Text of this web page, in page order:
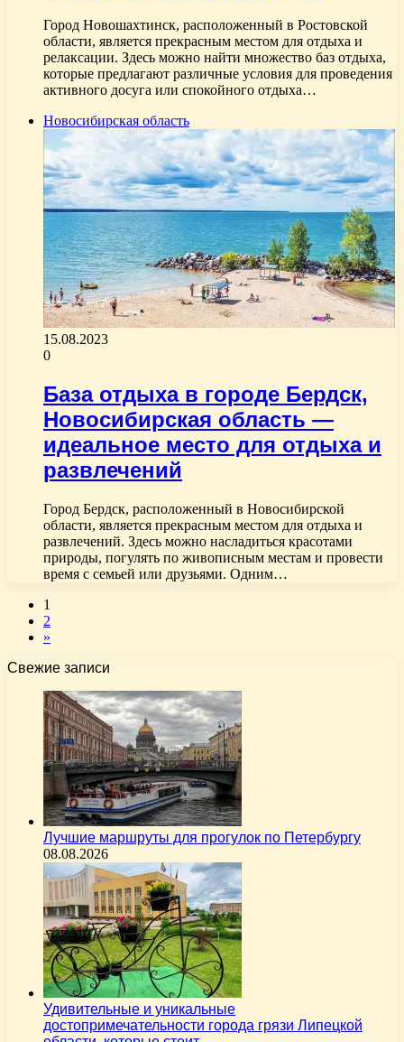
Город Новошахтинск, расположенный в Ростовской
области, является прекрасным местом для отдыха и
релаксации. Здесь можно найти множество баз отдыха,
которые предлагают различные условия для проведения
активного досуга или спокойного отдыха…
Новосибирская область
15.08.2023
0
База отдыха в городе Бердск,
Новосибирская область —
идеальное место для отдыха и
развлечений
Город Бердск, расположенный в Новосибирской
области, является прекрасным местом для отдыха и
развлечений. Здесь можно насладиться красотами
природы, погулять по живописным местам и провести
время с семьей или друзьями. Одним…
1
2
»
Свежие записи
Лучшие маршруты для прогулок по Петербургу
08.08.2026
Удивительные и уникальные
достопримечательности города грязи Липецкой